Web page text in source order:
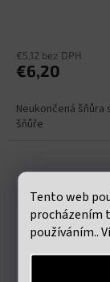
Tento web
procházením
používáním..
€5,12 bez DPH
€6,20
Neukončená šňůra
šňůře